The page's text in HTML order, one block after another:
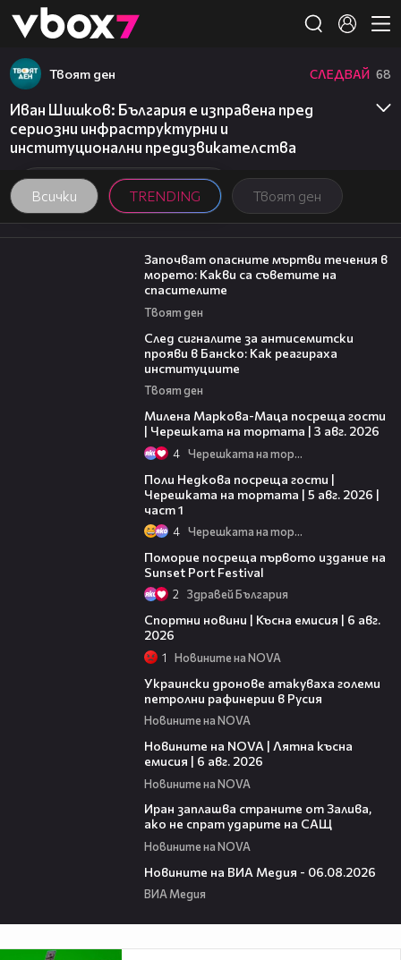
👾
Всички TRENDING Твоят ден
Твоят ден СЛЕДВАЙ 68
Иван Шишков: България е изправена пред
сериозни инфраструктурни и
институционални предизвикателства
03:59
Започват опасните мъртви течения в
морето: Какви са съветите на
спасителите
Твоят ден
След сигналите за антисемитски
прояви в Банско: Как реагираха
институциите
Твоят ден
Милена Маркова-Маца посреща гости
| Черешката на тортата | 3 авг. 2026
4 Черешката на тортата
Поли Недкова посреща гости |
Черешката на тортата | 5 авг. 2026 |
част 1
4 Черешката на тортата
Поморие посреща първото издание на
Sunset Port Festival
2 Здравей България
Спортни новини | Късна емисия | 6 авг.
2026
1 Новините на NOVA
Украински дронове атакуваха големи
петролни рафинерии в Русия
Новините на NOVA
Новините на NOVA | Лятна късна
емисия | 6 авг. 2026
Новините на NOVA
Иран заплашва страните от Залива,
ако не спрат ударите на САЩ
Новините на NOVA
Новините на ВИА Медия - 06.08.2026
ВИА Медия